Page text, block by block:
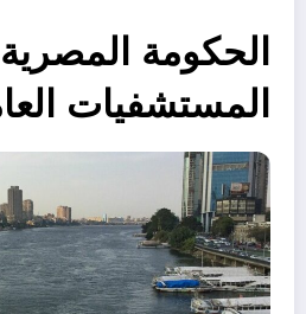
الحكومة
المستشفيات